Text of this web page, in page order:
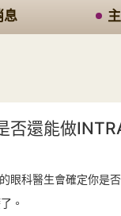
息
否還能做
眼科醫生會確定你是
。